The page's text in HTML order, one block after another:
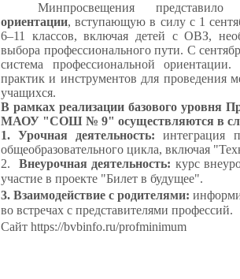
Минпросвещения
ориентации, вступающую в силу с 1
6–11 классов, включая детей с ОВЗ,
выбора профессионального пути. С
система профессиональной
практик и инструментов для проведения
учащихся.
В рамках реализации базового уровня
МАОУ "СОШ № 9" осуществляются в
1. Урочная деятельность:интеграция
общеобразовательного цикла, включая
2. Внеурочная деятельность: курс
участие в проекте "Билет в будущее".
3. Взаимодействие с родителями:
во встречах с представителями профессий.
Сайт https://bvbinfo.ru/profminimum